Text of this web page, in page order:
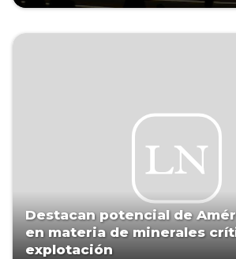
Destacan potencial de
en materia de minerales
explotación